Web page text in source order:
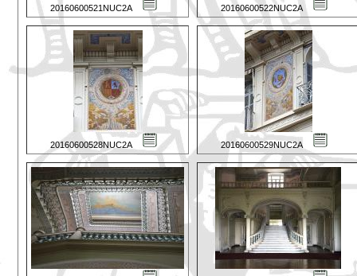
20160600521NUC2A 20160600522NUC2A
20160600528NUC2A 20160600529NUC2A